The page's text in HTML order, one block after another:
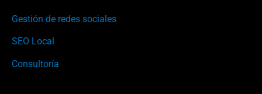
Gestión de redes sociales
SEO Local
Consultoría